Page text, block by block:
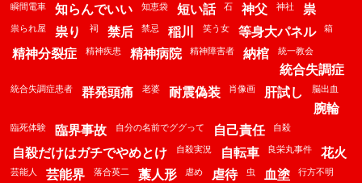
瞬間電車 知らんでいい 知恵袋 短い話 石 神父 神社 祟
祟られ屋 祟り 祠 禁后 禁忌 稲川 笑う女 等身大パネル 箱
精神分裂症 精神疾患 精神病院 精神障害者 納棺 統一教会
統合失調症
統合失調症患者 群発頭痛 老婆 耐震偽装 肖像画 肝試し 脳出血
腕輪
臨死体験 臨界事故 自分の名前でググって 自己責任 自殺
自殺だけはガチでやめとけ 自殺実況 自転車 良栄丸事件 花火
芸能人 芸能界 落合英二 藁人形 虐め 虐待 虫 血塗 行方不明